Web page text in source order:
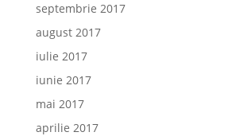
septembrie 2017
august 2017
iulie 2017
iunie 2017
mai 2017
aprilie 2017